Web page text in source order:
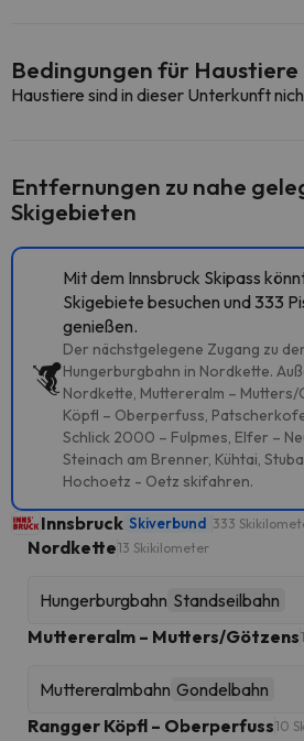
Bedingungen für Haustiere
Haustiere sind in dieser Unterkunft
Entfernungen zu nahe
Skigebieten
Mit dem Innsbruck Skipass
Skigebiete besuchen und 333
genießen.
Der nächstgelegene Zugang zu
Hungerburgbahn in Nordkette.
Nordkette, Muttereralm – Mutters/
Köpfl – Oberperfuss,
Schlick 2000 – Fulpmes, Elfer –
Steinach am Brenner, Kühtai,
Hochoetz - Oetz skifahren.
Innsbruck Skiverbund 333
Nordkette13 Skikilometer
Hungerburgbahn Standseilbahn
Muttereralm – Mutters/Götzens
Muttereralmbahn Gondelbahn
Rangger Köpfl – Oberperfuss10